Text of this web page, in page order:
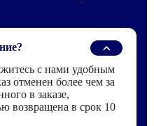
с нами удобным
отменен более чем за
в заказе,
возвращена в срок 10